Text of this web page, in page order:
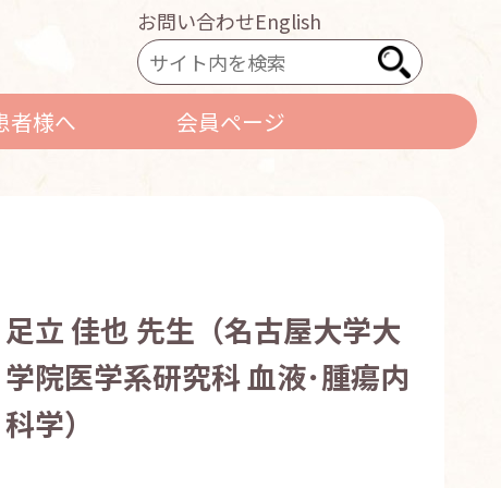
お問い合わせEnglish
者様へ 会員ページ
足立 佳也 先生（名古屋大学大
学院医学系研究科 血液･腫瘍内
科学）